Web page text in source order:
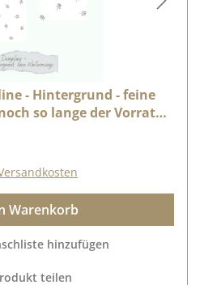
- Hintergrund - feine
so lange der Vorrat
Warenkorb
hinzufügen
teilen